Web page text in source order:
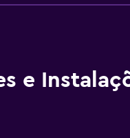
e